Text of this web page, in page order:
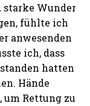
Wunder
fühlte ich
anwesenden
ich, dass
hatten
Hände
um Rettung zu